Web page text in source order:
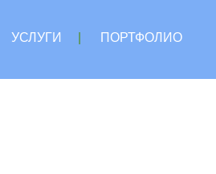
УСЛУГИ
ПОРТФОЛИО